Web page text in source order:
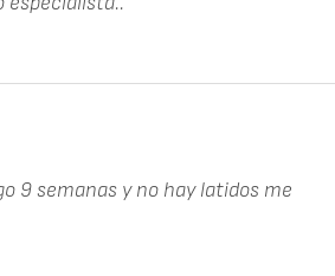
9 semanas y no hay latidos me